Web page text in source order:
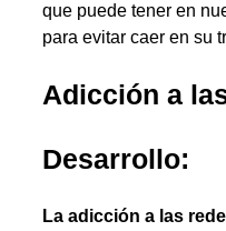
que puede tener en
para evitar caer en su
Adicción a
Desarrollo:
La adicción a las